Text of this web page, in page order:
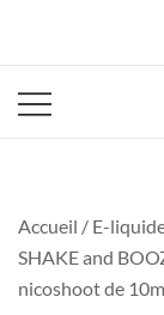
Accueil / E-
SHAKE and
nicoshoot de